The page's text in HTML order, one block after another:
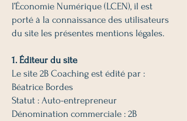
l’Économie Numérique (LCEN), il est
porté à la connaissance des utilisateurs
du site les présentes mentions légales.
1. Éditeur du site
Le site 2B Coaching est édité par :
Béatrice Bordes
Statut : Auto-entrepreneur
Dénomination commerciale : 2B